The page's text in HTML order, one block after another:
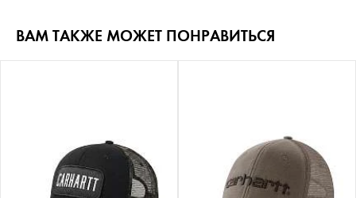
ВАМ ТАКЖЕ МОЖЕТ ПОНРАВИТЬСЯ